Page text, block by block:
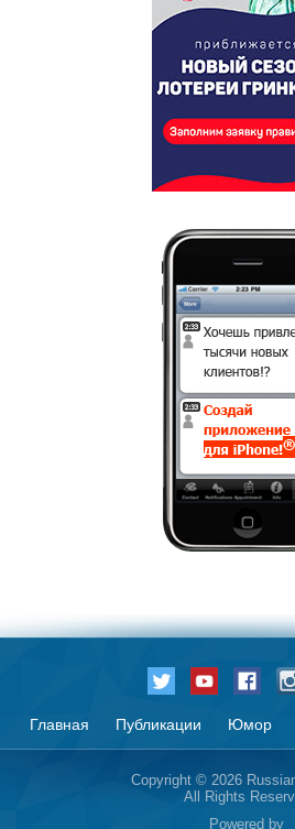
Главная Публикации Юмор
Copyright © 2026
All Rights
Powered by